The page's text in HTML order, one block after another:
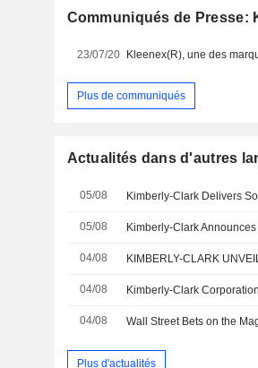
Communiqués de Presse:
23/07/20
Plus de communiqués
Actualités dans d'autres
05/08 Kimberly-Clark Delivers
05/08
04/08
04/08
04/08 Wall Street Bets on the
Plus d'actualités